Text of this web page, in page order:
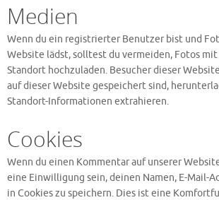
Medien
Wenn du ein registrierter Benutzer bist und
Website lädst, solltest du vermeiden, Fotos mit
Standort hochzuladen. Besucher dieser
auf dieser Website gespeichert sind,
Standort-Informationen extrahieren.
Cookies
Wenn du einen Kommentar auf unserer
eine Einwilligung sein, deinen Namen, E-Mail-
in Cookies zu speichern. Dies ist eine